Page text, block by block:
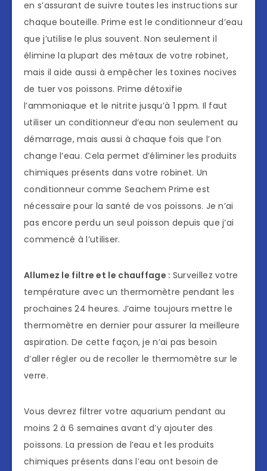
en s’assurant de suivre toutes les instructions sur
chaque bouteille. Prime est le conditionneur d’eau
que j’utilise le plus souvent. Non seulement il
élimine la plupart des métaux de votre robinet,
mais il aide aussi à empêcher les toxines nocives
de tuer vos poissons. Prime détoxifie
l’ammoniaque et le nitrite jusqu’à 1 ppm. Il faut
utiliser un conditionneur d’eau non seulement au
démarrage, mais aussi à chaque fois que l’on
change l’eau. Cela permet d’éliminer les produits
chimiques présents dans votre robinet. Un
conditionneur comme Seachem Prime est
nécessaire pour la santé de vos poissons. Je n’ai
pas encore perdu un seul poisson depuis que j’ai
commencé à l’utiliser.
Allumez le filtre et le chauffage : Surveillez votre
température avec un thermomètre pendant les
prochaines 24 heures. J’aime toujours mettre le
thermomètre en dernier pour assurer la meilleure
aspiration. De cette façon, je n’ai pas besoin
d’aller régler ou de recoller le thermomètre sur le
verre.
Vous devrez filtrer votre aquarium pendant au
moins 2 à 6 semaines avant d’y ajouter des
poissons. La pression de l’eau et les produits
chimiques présents dans l’eau ont besoin de